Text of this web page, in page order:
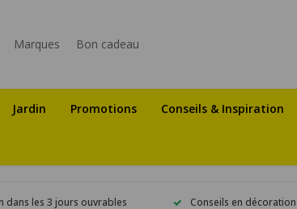
Marques Bon cadeau
Jardin Promotions Conseils & Inspiration
dans les 3 jours ouvrables Conseils en